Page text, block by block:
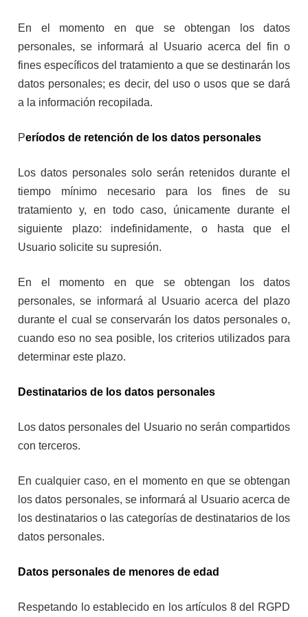
En el momento en que se obtengan los datos
personales, se informará al Usuario acerca del fin o
fines específicos del tratamiento a que se destinarán los
datos personales; es decir, del uso o usos que se dará
a la información recopilada.
Períodos de retención de los datos personales
Los datos personales solo serán retenidos durante el
tiempo mínimo necesario para los fines de su
tratamiento y, en todo caso, únicamente durante el
siguiente plazo: indefinidamente, o hasta que el
Usuario solicite su supresión.
En el momento en que se obtengan los datos
personales, se informará al Usuario acerca del plazo
durante el cual se conservarán los datos personales o,
cuando eso no sea posible, los criterios utilizados para
determinar este plazo.
Destinatarios de los datos personales
Los datos personales del Usuario no serán compartidos
con terceros.
En cualquier caso, en el momento en que se obtengan
los datos personales, se informará al Usuario acerca de
los destinatarios o las categorías de destinatarios de los
datos personales.
Datos personales de menores de edad
Respetando lo establecido en los artículos 8 del RGPD